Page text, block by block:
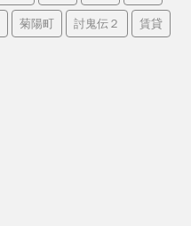
菊陽町 討鬼伝２ 賃貸